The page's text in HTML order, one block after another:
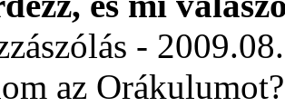
-
az Orákulumot?